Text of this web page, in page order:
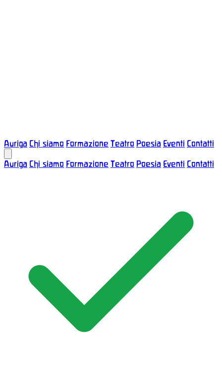
Auriga Chi siamo Formazione Teatro Poesia Eventi Contatti
Auriga Chi siamo Formazione Teatro Poesia Eventi Contatti